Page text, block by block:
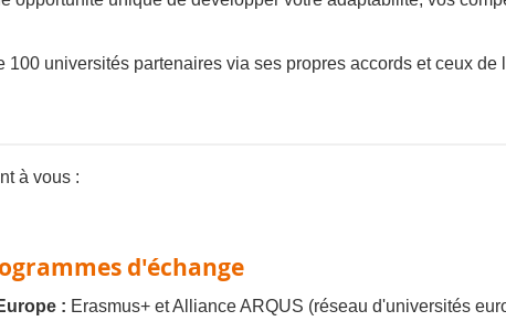
universités partenaires via ses propres accords et ceux de
à vous :
d'échange
: Erasmus+ et Alliance ARQUS (réseau d'universités